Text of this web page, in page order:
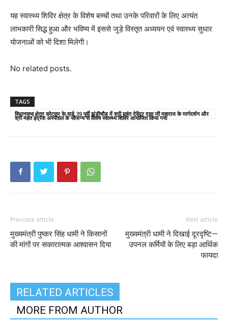
यह स्वास्थ्य शिविर क्षेत्र के विशेष बच्चों तथा उनके परिवारों के लिए अत्यंत
लाभकारी सिद्ध हुआ और भविष्य में इससे जुड़े विस्तृत अध्ययन एवं स्वास्थ्य सुधार
योजनाओं को भी दिशा मिलेगी।
No related posts.
TAGS
विधानसभा क्षेत्र कोटद्वार के वार्ड 39 पूर्वी झंडीचौड़ में श्री महंत देवेंद्र दास जी महाराज के मार्गदर्शन और
श्री महंत इंद्रेश अस्पताल के सौजन्य से विशेष स्वास्थ्य शिविर आयोजित किया गया
Previous article
मुख्यमंत्री पुष्कर सिंह धामी ने किसानों
की मांगों पर सकारात्मक आश्वासन दिया
Next article
मुख्यमंत्री धामी ने दिखाई दूरदृष्टि—
उपनल कर्मियों के लिए बड़ा आर्थिक
फायदा
RELATED ARTICLES
MORE FROM AUTHOR